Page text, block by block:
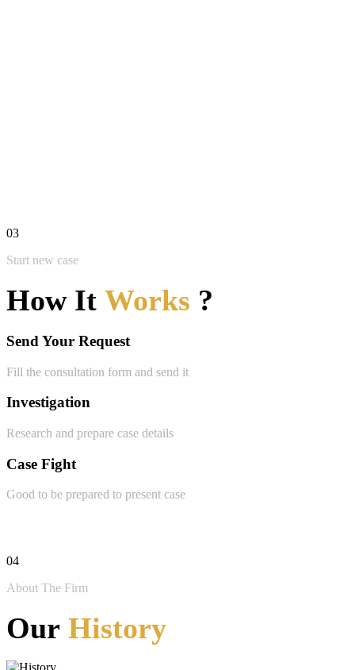
03
Start new case
How It Works ?
Send Your Request
Fill the consultation form and send it
Investigation
Research and prepare case details
Case Fight
Good to be prepared to present case
04
About The Firm
Our History